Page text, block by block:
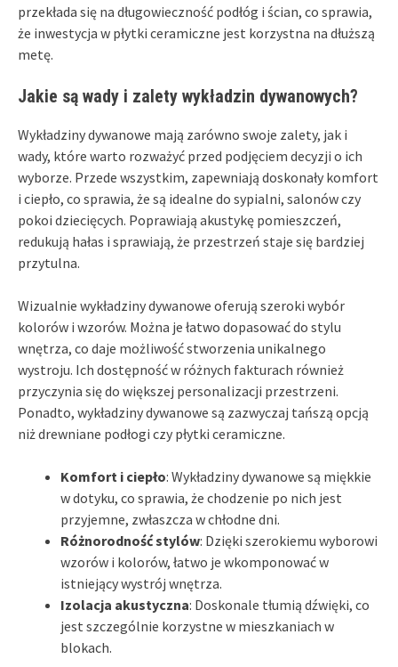
przekłada się na długowieczność podłóg i ścian, co sprawia,
że inwestycja w płytki ceramiczne jest korzystna na dłuższą
metę.
Jakie są wady i zalety wykładzin dywanowych?
Wykładziny dywanowe mają zarówno swoje zalety, jak i
wady, które warto rozważyć przed podjęciem decyzji o ich
wyborze. Przede wszystkim, zapewniają doskonały komfort
i ciepło, co sprawia, że są idealne do sypialni, salonów czy
pokoi dziecięcych. Poprawiają akustykę pomieszczeń,
redukują hałas i sprawiają, że przestrzeń staje się bardziej
przytulna.
Wizualnie wykładziny dywanowe oferują szeroki wybór
kolorów i wzorów. Można je łatwo dopasować do stylu
wnętrza, co daje możliwość stworzenia unikalnego
wystroju. Ich dostępność w różnych fakturach również
przyczynia się do większej personalizacji przestrzeni.
Ponadto, wykładziny dywanowe są zazwyczaj tańszą opcją
niż drewniane podłogi czy płytki ceramiczne.
Komfort i ciepło: Wykładziny dywanowe są miękkie
w dotyku, co sprawia, że chodzenie po nich jest
przyjemne, zwłaszcza w chłodne dni.
Różnorodność stylów: Dzięki szerokiemu wyborowi
wzorów i kolorów, łatwo je wkomponować w
istniejący wystrój wnętrza.
Izolacja akustyczna: Doskonale tłumią dźwięki, co
jest szczególnie korzystne w mieszkaniach w
blokach.